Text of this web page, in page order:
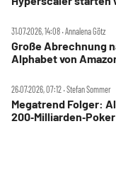
31.07.2026, 14:08 ‧ Annalena Götz
Große Abrechnung
Alphabet von
26.07.2026, 07:12 ‧ Stefan Sommer
Megatrend Folger:
200‑Milliarden‑Poker